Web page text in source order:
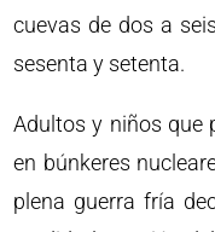
cuevas de dos a
sesenta y setenta.
Adultos y niños que
en búnkeres
plena guerra fría